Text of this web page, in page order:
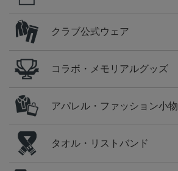
クラブ公式ウェア
コラボ・メモリアルグッズ
アパレル・ファッション小物
タオル・リストバンド